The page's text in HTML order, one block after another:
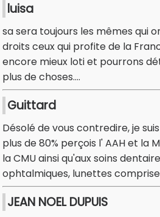
luisa
sa sera toujours les mêmes qui
droits ceux qui profite de la
encore mieux loti et pourrons
plus de choses....
Guittard
Désolé de vous contredire, je
plus de 80% perçois l' AAH et la
la CMU ainsi qu'aux soins
ophtalmiques, lunettes
JEAN NOEL DUPUIS